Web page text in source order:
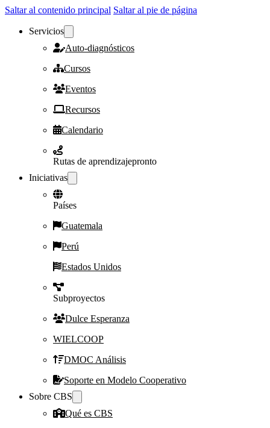
Saltar al contenido principal Saltar al pie de página
Servicios
Auto-diagnósticos
Cursos
Eventos
Recursos
Calendario
Rutas de aprendizajepronto
Iniciativas
Países
Guatemala
Perú
Estados Unidos
Subproyectos
Dulce Esperanza
WIELCOOP
DMOC Análisis
Soporte en Modelo Cooperativo
Sobre CBS
Qué es CBS